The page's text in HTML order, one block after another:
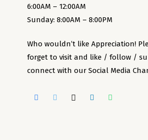
6:00AM – 12:00AM
Sunday: 8:00AM – 8:00PM
Who wouldn’t like Appreciation!
forget to visit and like / follow /
connect with our Social Media